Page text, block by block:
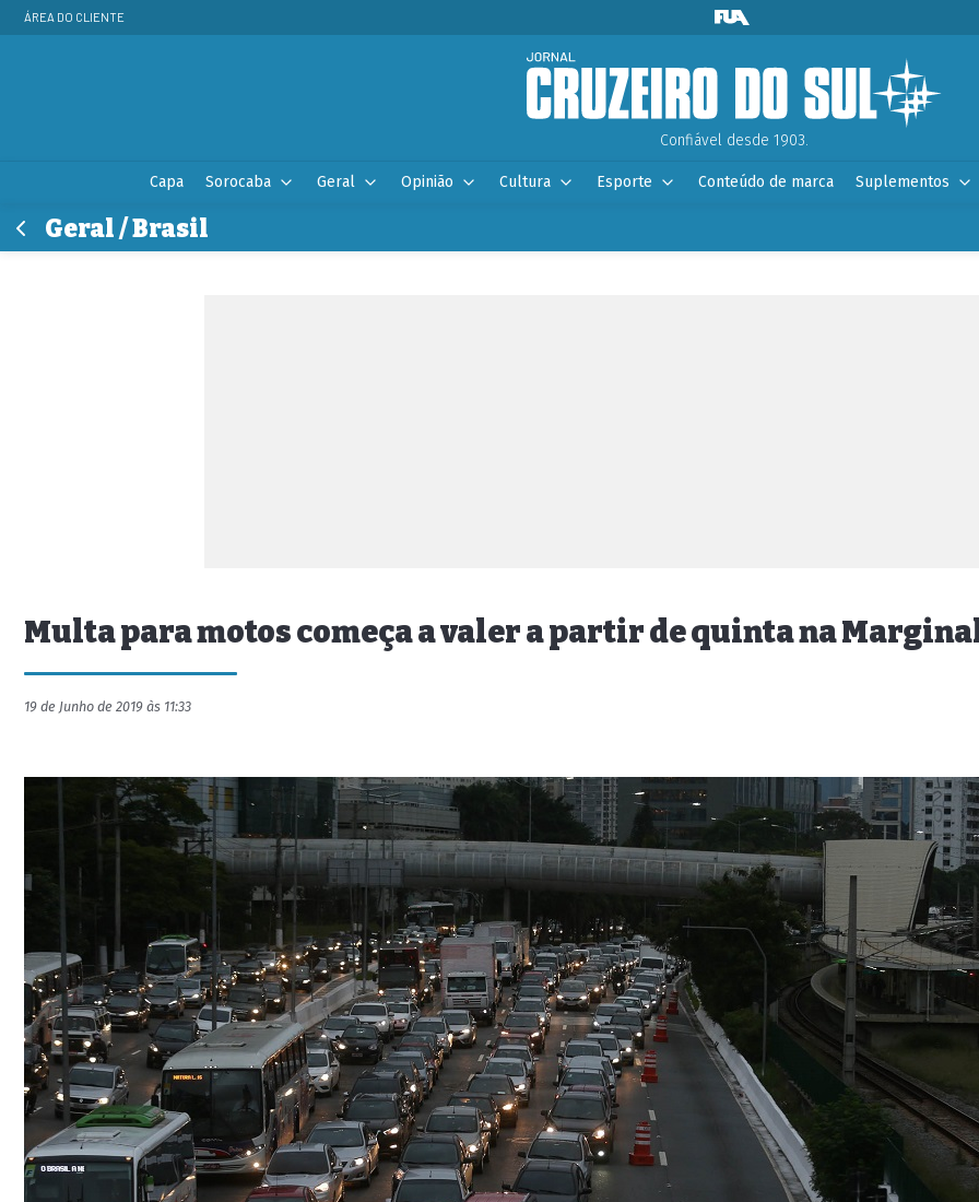
ÁREA DO CLIENTE
Confiável desde 1903.
Capa Sorocaba Geral Opinião Cultura Esporte Conteúdo de marca Suplementos
Geral / Brasil
Multa para motos começa a valer a partir de quinta na
19 de Junho de 2019 às 11:33